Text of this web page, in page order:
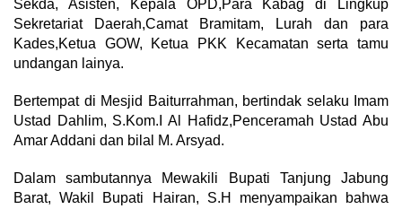
Sekda, Asisten, Kepala OPD,Para Kabag di Lingkup
Sekretariat Daerah,Camat Bramitam, Lurah dan para
Kades,Ketua GOW, Ketua PKK Kecamatan serta tamu
undangan lainya.
Bertempat di Mesjid Baiturrahman, bertindak selaku Imam
Ustad Dahlim, S.Kom.I Al Hafidz,Penceramah Ustad Abu
Amar Addani dan bilal M. Arsyad.
Dalam sambutannya Mewakili Bupati Tanjung Jabung
Barat, Wakil Bupati Hairan, S.H menyampaikan bahwa